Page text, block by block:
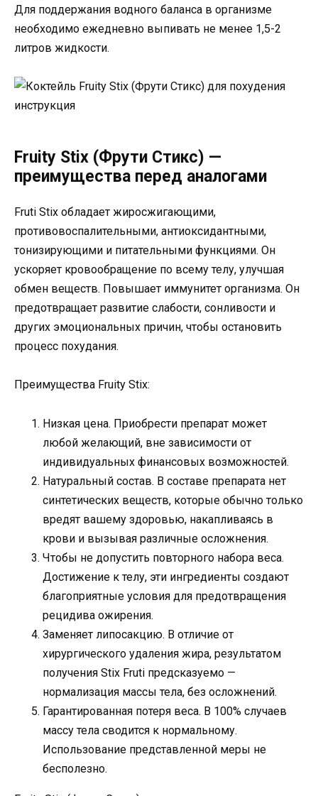
Для поддержания водного баланса в организме
необходимо ежедневно выпивать не менее 1,5-2
литров жидкости.
Fruity Stix (Фрути Стикс) —
преимущества перед аналогами
Fruti Stix обладает жиросжигающими,
противовоспалительными, антиоксидантными,
тонизирующими и питательными функциями. Он
ускоряет кровообращение по всему телу, улучшая
обмен веществ. Повышает иммунитет организма. Он
предотвращает развитие слабости, сонливости и
других эмоциональных причин, чтобы остановить
процесс похудания.
Преимущества Fruity Stix:
Низкая цена. Приобрести препарат может
любой желающий, вне зависимости от
индивидуальных финансовых возможностей.
Натуральный состав. В составе препарата нет
синтетических веществ, которые обычно только
вредят вашему здоровью, накапливаясь в
крови и вызывая различные осложнения.
Чтобы не допустить повторного набора веса.
Достижение к телу, эти ингредиенты создают
благоприятные условия для предотвращения
рецидива ожирения.
Заменяет липосакцию. В отличие от
хирургического удаления жира, результатом
получения Stix Fruti предсказуемо —
нормализация массы тела, без осложнений.
Гарантированная потеря веса. В 100% случаев
массу тела сводится к нормальному.
Использование представленной меры не
бесполезно.